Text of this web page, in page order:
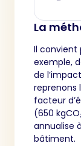
La
Il convient
exemple,
de
reprenons
facteur
(650
annualise
bâtiment.